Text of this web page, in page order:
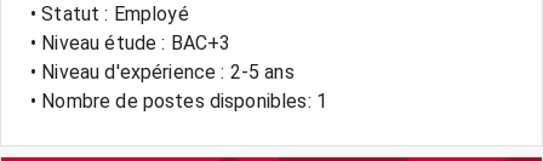
• Statut : Employé
• Niveau étude : BAC+3
• Niveau d'expérience : 2-5 ans
• Nombre de postes disponibles: 1